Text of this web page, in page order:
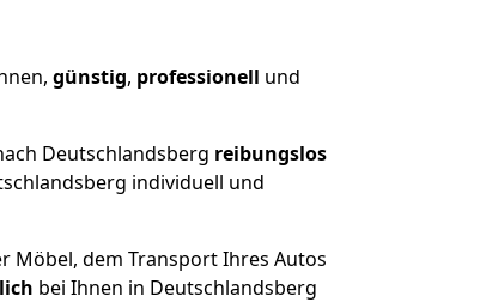
günstig, professionell und
Deutschlandsberg reibungslos
individuell und
Möbel, dem Transport Ihres Autos
bei Ihnen in Deutschlandsberg